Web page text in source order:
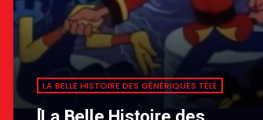
LA BELLE HISTOIRE DES GÉNÉRIQUES TÉLÉ